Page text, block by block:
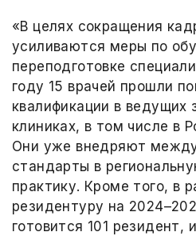
«В целях сокращения
усиливаются меры по
переподготовке
году 15 врачей прошли
квалификации в ведущих
клиниках, в том числе в
Они уже внедряют
стандарты в
практику. Кроме того, в
резидентуру на
готовится 101 резидент,